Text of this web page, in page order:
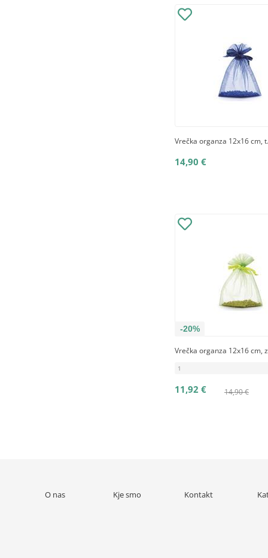
Vrečka organza 12x16 cm,
14,90 €
-20%
Vrečka organza 12x16 cm,
1
14,90 €
11,92 €
O nas Kje smo Kontakt